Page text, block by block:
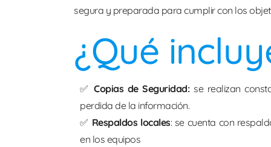
segura y preparada para cumplir con los
¿Qué
✅Copias de Seguridad:se realizan
perdida de la información.
✅ Respaldos locales: se cuenta con
en los equipos